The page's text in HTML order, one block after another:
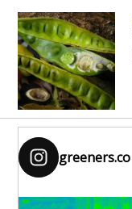
greeners.co